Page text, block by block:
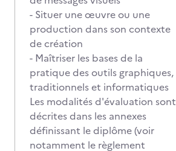
- Situer une œuvre ou une
production dans son contexte
de création
- Maîtriser les bases de la
pratique des outils graphiques,
traditionnels et informatiques
Les modalités d'évaluation sont
décrites dans les annexes
définissant le diplôme (voir
notamment le règlement